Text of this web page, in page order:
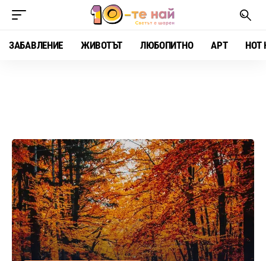
ЗАБАВЛЕНИЕ ЖИВОТЪТ ЛЮБОПИТНО АРТ HOT